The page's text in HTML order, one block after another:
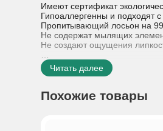
Имеют сертификат
Гипоаллергенны и подходят
Пропитывающий лосьон на
Не содержат мылящих
Не создают ощущения
Состав: нетканое полотно,
Показания к применению:
Читать далее
Похожие товары